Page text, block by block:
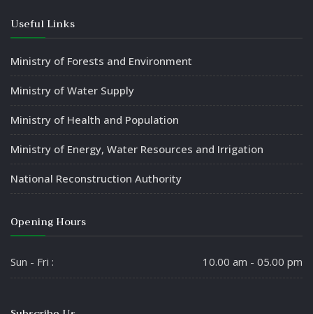
Useful Links
Ministry of Forests and Environment
Ministry of Water Supply
Ministry of Health and Population
Ministry of Energy, Water Resources and Irrigation
National Reconstruction Authority
Opening Hours
Sun - Fri : 10.00 am - 05.00 pm